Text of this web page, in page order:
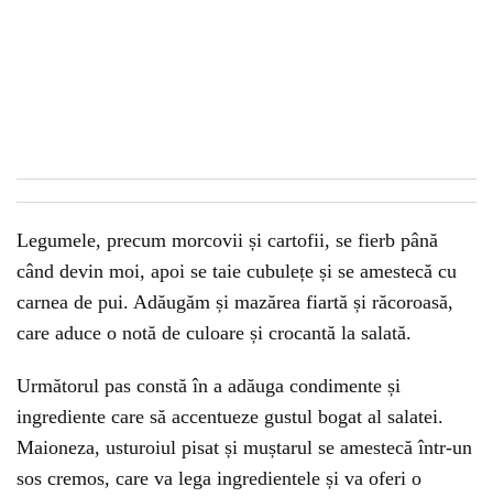
Legumele, precum morcovii și cartofii, se fierb până
când devin moi, apoi se taie cubulețe și se amestecă cu
carnea de pui. Adăugăm și mazărea fiartă și răcoroasă,
care aduce o notă de culoare și crocantă la salată.
Următorul pas constă în a adăuga condimente și
ingrediente care să accentueze gustul bogat al salatei.
Maioneza, usturoiul pisat și muștarul se amestecă într-un
sos cremos, care va lega ingredientele și va oferi o